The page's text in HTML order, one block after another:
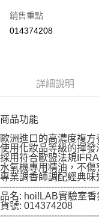
權轉讓予恩沛科技股份有
２．關於個人資料處理事
４．使用「AFTEE先享
５．嚴禁一人註冊多個帳
恩沛科技股份有限公司將
銷售重點
014374208
詳細說明
商品功能
歐洲進口的高濃度複方
使用化妝品等級的揮發
採用符合歐盟法規
水氧機專用精油，不傷
專業調香師調配經典味
---------------------------------
品名: hoi!LAB實驗室
貨號: 014374208
---------------------------------